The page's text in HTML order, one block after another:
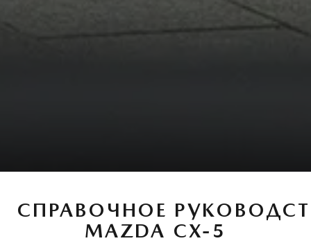
СПРАВОЧНОЕ
MAZDA CX-5